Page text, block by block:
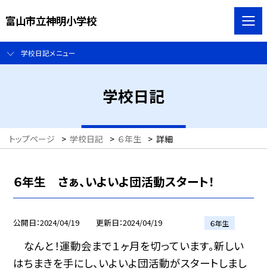
富山市立神明小学校
学校日記メニュー
学校日記
トップページ > 学校日記 > ６年生 > 詳細
６年生 さぁ、いよいよ団活動スタート！
公開日 2024/04/19 更新日 2024/04/19 ６年生
なんと！運動会まで１ヶ月を切っています。新しい
はちまきを手にし、いよいよ団活動がスタートしまし